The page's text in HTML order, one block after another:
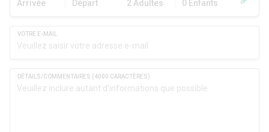
Arrivée Départ 2 Adultes 0 Enfants